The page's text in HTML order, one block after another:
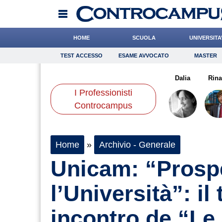
HOME SCUOLA UNIVERSITA’
TEST ACCESSO Esame Avvocato Master
Consigli
Scienze
TEST ACCESSO ESAME AVVOCATO MASTER
I Professionisti
Controcampus
Dalia
Home » Archivio - Generale
Unicam:
l’Università”: